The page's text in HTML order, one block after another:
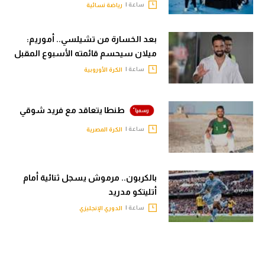
ساعة | رياضة نسائية
بعد الخسارة من تشيلسي.. أموريم:
ميلان سيحسم قائمته الأسبوع المقبل
ساعة | الكرة الأوروبية
طنطا يتعاقد مع فريد شوقي
ساعة | الكرة المصرية
بالكربون.. مرموش يسجل ثنائية أمام
أتليتكو مدريد
ساعة | الدوري الإنجليزي